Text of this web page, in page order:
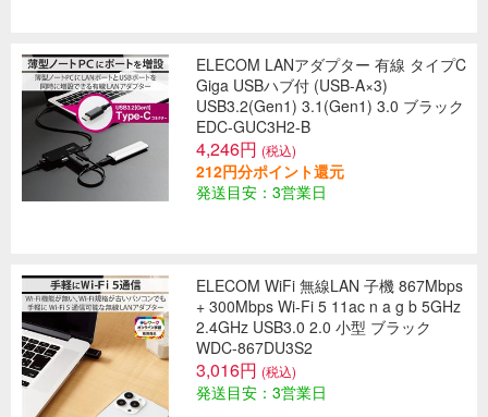
ELECOM LANアダプター 有線 タイプC
Giga USBハブ付 (USB-A×3)
USB3.2(Gen1) 3.1(Gen1) 3.0 ブラック
EDC-GUC3H2-B
4,246円 (税込)
212円分ポイント還元
発送目安：3営業日
ELECOM WiFi 無線LAN 子機 867Mbps
+ 300Mbps Wi-Fi 5 11ac n a g b 5GHz
2.4GHz USB3.0 2.0 小型 ブラック
WDC-867DU3S2
3,016円 (税込)
発送目安：3営業日